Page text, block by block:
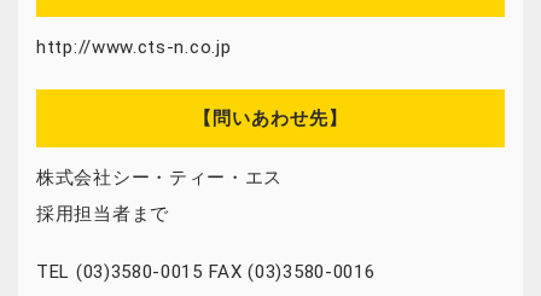
http://www.cts-n.co.jp
【問いあわせ先】
株式会社シー・ティー・エス
採用担当者まで
TEL (03)3580-0015 FAX (03)3580-0016